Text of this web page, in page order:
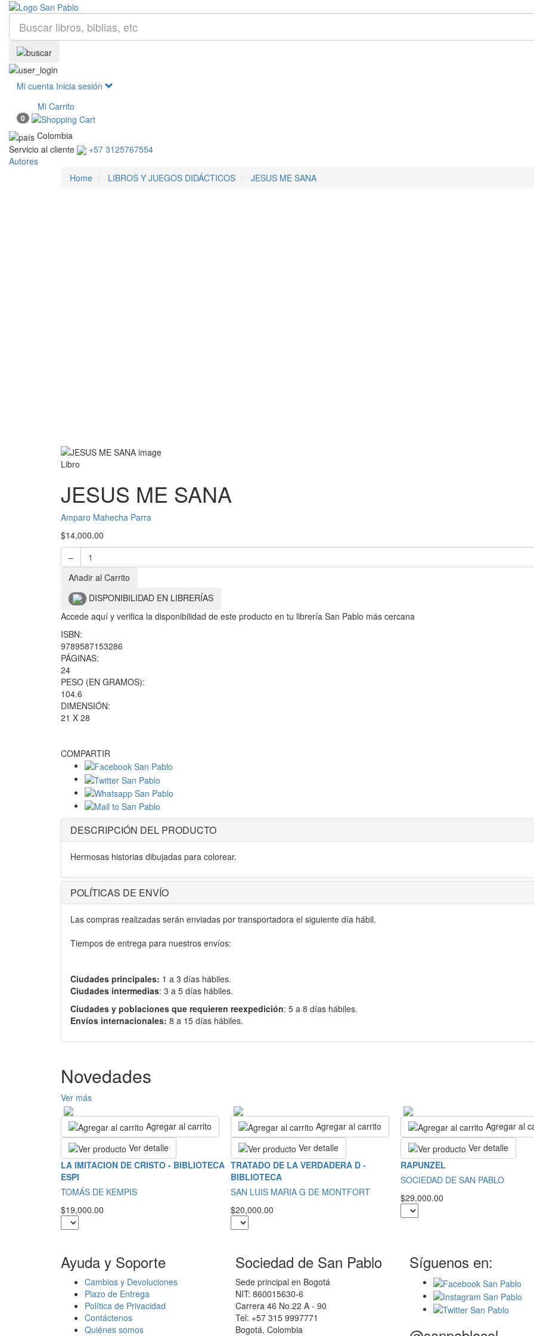
Mi cuenta Inicia sesión
Mi Carrito
0
Colombia
Servicio al cliente
+57 3125767554
Autores
Home
LIBROS Y JUEGOS DIDÁCTICOS JESUS ME SANA
Libro
JESUS ME SANA
Amparo Mahecha Parra
$14,000.00
–
Añadir al Carrito
DISPONIBILIDAD EN LIBRERÍAS
Accede aquí y verifica la disponibilidad de este producto en tu librería San Pablo más cercana
ISBN:
9789587153286
PÁGINAS:
24
PESO (EN GRAMOS):
104.6
DIMENSIÓN:
21 X 28
COMPARTIR
DESCRIPCIÓN DEL PRODUCTO
Hermosas historias dibujadas para colorear.
POLÍTICAS DE ENVÍO
Las compras realizadas serán enviadas por transportadora el siguiente día hábil.
Tiempos de entrega para nuestros envíos:
Ciudades principales: 1 a 3 días hábiles.
Ciudades intermedias: 3 a 5 días hábiles.
Ciudades y poblaciones que requieren reexpedición: 5 a 8 días hábiles.
Envíos internacionales: 8 a 15 días hábiles.
Novedades
Ver más
Agregar al carrito
Ver detalle
LA IMITACION DE CRISTO - BIBLIOTECA
ESPI
TOMÁS DE KEMPIS
$19,000.00
Agregar al carrito
Ver detalle
TRATADO DE LA VERDADERA D -
BIBLIOTECA
SAN LUIS MARIA G DE MONTFORT
$20,000.00
Agregar al
Ver detalle
RAPUNZEL
SOCIEDAD DE SAN PABLO
$29,000.00
Ayuda y Soporte
Cambios y Devoluciones
Plazo de Entrega
Política de Privacidad
Contáctenos
Quiénes somos
Sociedad de San Pablo
Sede principal en Bogotá
NIT: 860015630-6
Carrera 46 No.22 A - 90
Tel: +57 315 9997771
Bogotá, Colombia
Síguenos en: